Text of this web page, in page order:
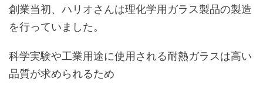
創業当初、ハリオさんは理化学用ガラス製品の製造
を行っていました。
科学実験や工業用途に使用される耐熱ガラスは高い
品質が求められるため